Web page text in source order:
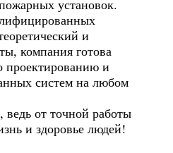
установок.
и
компания готова
проектированию и
систем на любом
от точной работы
и здоровье людей!